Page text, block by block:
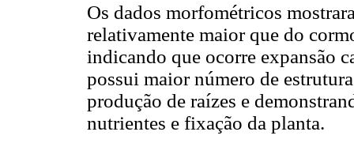
Os dados morfométricos
relativamente maior que do
indicando que ocorre expansão
possui maior número de
produção de raízes e
nutrientes e fixação da planta.